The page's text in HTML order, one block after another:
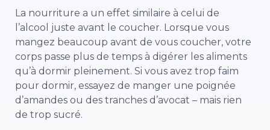
La nourriture a un effet similaire à celui de
l’alcool juste avant le coucher. Lorsque vous
mangez beaucoup avant de vous coucher, votre
corps passe plus de temps à digérer les aliments
qu’à dormir pleinement. Si vous avez trop faim
pour dormir, essayez de manger une poignée
d’amandes ou des tranches d’avocat – mais rien
de trop sucré.